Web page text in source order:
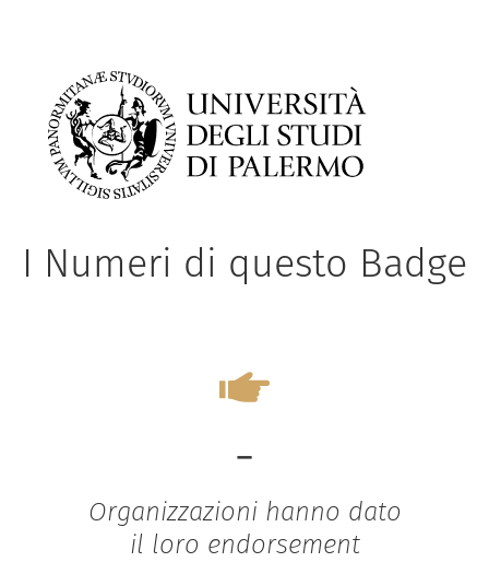
I Numeri di questo Badge
-
Organizzazioni hanno dato
il loro endorsement